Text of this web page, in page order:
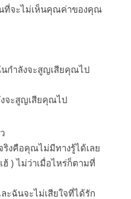
ที่จะไม่เห็นคุณค่าของคุณ
กำลังจะสูญเสียคุณไป
จะสูญเสียคุณไป
งคือคุณไม่มีทางรู้ได้เลย
) ไม่ว่าเมื่อไหร่ก็ตามที่
ฉันจะไม่เสียใจที่ได้รัก